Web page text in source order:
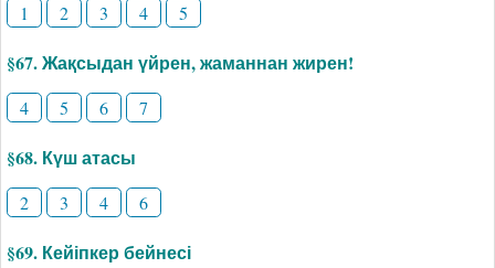
1 2 3 4 5
§67. Жақсыдан үйрен, жаманнан жирен!
4 5 6 7
§68. Күш атасы
2 3 4 6
§69. Кейіпкер бейнесі